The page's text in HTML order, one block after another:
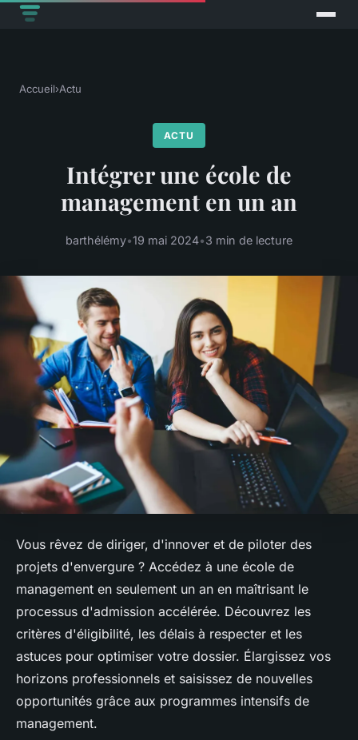
Accueil›Actu
ACTU
Intégrer une école de
management en un an
barthélémy•19 mai 2024•3 min de lecture
Vous rêvez de diriger, d'innover et de piloter des
projets d'envergure ? Accédez à une école de
management en seulement un an en maîtrisant le
processus d'admission accélérée. Découvrez les
critères d'éligibilité, les délais à respecter et les
astuces pour optimiser votre dossier. Élargissez vos
horizons professionnels et saisissez de nouvelles
opportunités grâce aux programmes intensifs de
management.